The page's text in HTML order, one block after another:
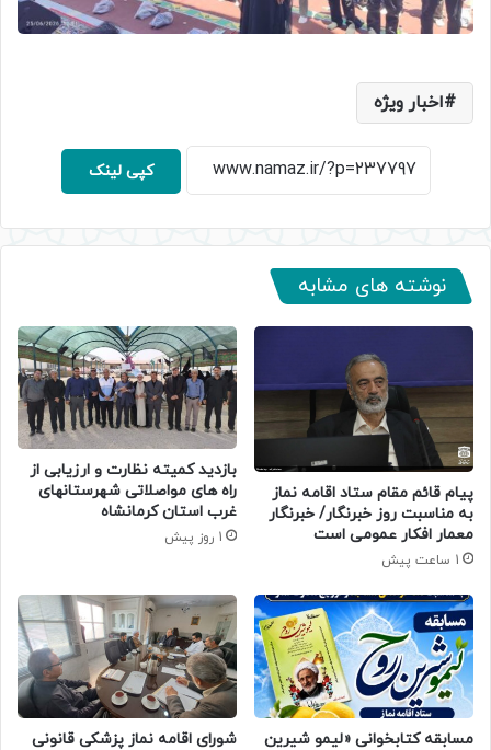
اخبار ویژه
کپی لینک
نوشته های مشابه
پیام قائم مقام ستاد اقامه نماز
به مناسبت روز خبرنگار/ خبرنگار
معمار افکار عمومی است
1 ساعت پیش
بازدید کمیته نظارت و ارزیابی از
راه های مواصلاتی شهرستانهای
غرب استان کرمانشاه
1 روز پیش
مسابقه کتابخوانی «لیمو شیرین
شورای اقامه نماز پزشکی قانونی